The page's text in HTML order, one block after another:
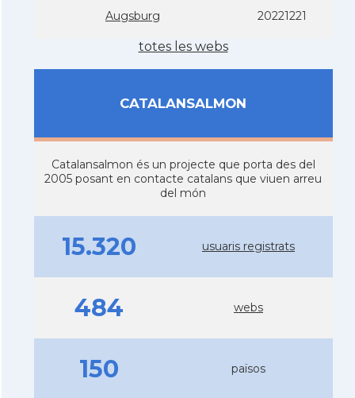
Augsburg 20221221
totes les webs
CATALANSALMON
Catalansalmon és un projecte que porta des del
2005 posant en contacte catalans que viuen arreu
del món
15.320 usuaris registrats
484 webs
150 països